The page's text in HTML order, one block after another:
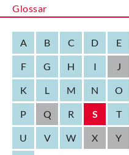
Glossar
A B C D E
F G H I J
K L M N O
P Q R S T
U V W X Y